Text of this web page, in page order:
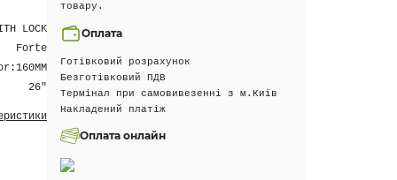
LOCK
Forte
26"
товару.
Оплата
Готівковий розрахунок
Безготівковий ПДВ
Термінал при самовивезенні з м.Київ
Накладений платіж
Оплата онлайн